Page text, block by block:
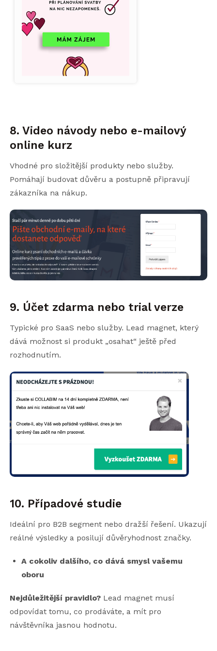
8. Video návody nebo e-mailový
online kurz
Vhodné pro složitější produkty nebo služby.
Pomáhají budovat důvěru a postupně připravují
zákazníka na nákup.
9. Účet zdarma nebo trial verze
Typické pro SaaS nebo služby. Lead magnet, který
dává možnost si produkt „osahat“ ještě před
rozhodnutím.
10. Případové studie
Ideální pro B2B segment nebo dražší řešení. Ukazují
reálné výsledky a posilují důvěryhodnost značky.
A cokoliv dalšího, co dává smysl vašemu
oboru
Nejdůležitější pravidlo? Lead magnet musí
odpovídat tomu, co prodáváte, a mít pro
návštěvníka jasnou hodnotu.